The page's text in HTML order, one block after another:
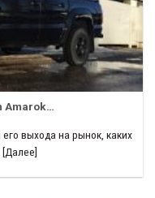
Amarok…
выхода на рынок, каких
[Далее]